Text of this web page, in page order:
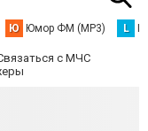
Ю Юмор ФМ (MP3) L
с МЧС